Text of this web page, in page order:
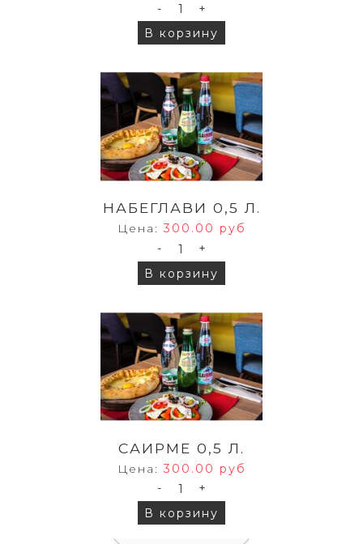
-
+
В корзину
НАБЕГЛАВИ 0,5 Л.
Цена: 300.00 руб
-
+
В корзину
САИРМЕ 0,5 Л.
Цена: 300.00 руб
-
+
В корзину